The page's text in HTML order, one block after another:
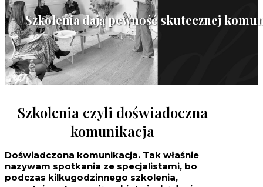
Szkolenia dają pewność skutecznej
Szkolenia czyli doświadoczna
komunikacja
Doświadczona komunikacja. Tak właśnie
nazywam spotkania ze specjalistami, bo
podczas kilkugodzinnego szkolenia,